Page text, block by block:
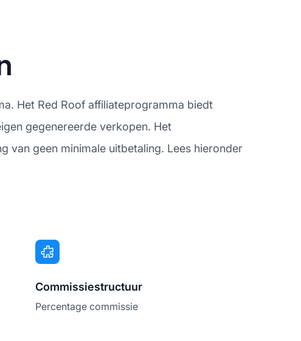
Het Red Roof affiliateprogramma biedt
gegenereerde verkopen. Het
van geen minimale uitbetaling. Lees hieronder
Commissiestructuur
Percentage commissie